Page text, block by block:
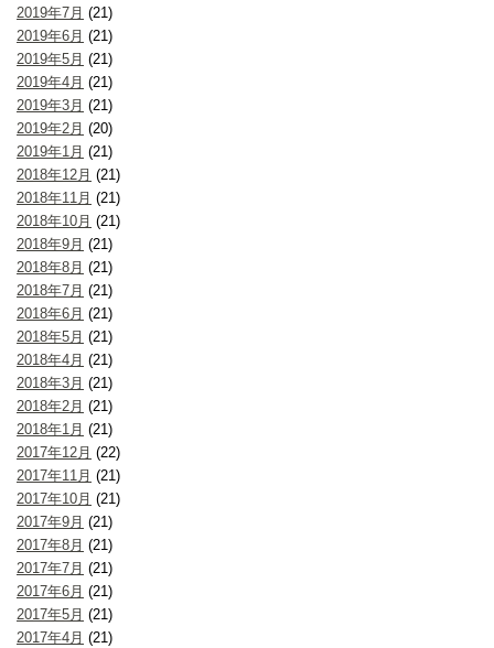
2019年7月 (21)
2019年6月 (21)
2019年5月 (21)
2019年4月 (21)
2019年3月 (21)
2019年2月 (20)
2019年1月 (21)
2018年12月 (21)
2018年11月 (21)
2018年10月 (21)
2018年9月 (21)
2018年8月 (21)
2018年7月 (21)
2018年6月 (21)
2018年5月 (21)
2018年4月 (21)
2018年3月 (21)
2018年2月 (21)
2018年1月 (21)
2017年12月 (22)
2017年11月 (21)
2017年10月 (21)
2017年9月 (21)
2017年8月 (21)
2017年7月 (21)
2017年6月 (21)
2017年5月 (21)
2017年4月 (21)